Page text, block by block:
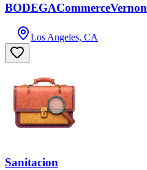
BODEGACommerceVernon
Los Angeles, CA
Sanitacion